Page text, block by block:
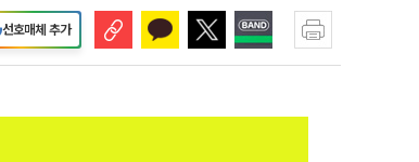
선호매체 추가